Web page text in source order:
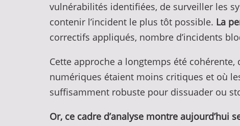
vulnérabilités identifiées, de surveiller les
contenir l’incident le plus tôt possible. La
correctifs appliqués, nombre d’incidents
Cette approche a longtemps été
numériques étaient moins critiques et où
suffisamment robuste pour dissuader ou
Or, ce cadre d’analyse montre aujourd’hui